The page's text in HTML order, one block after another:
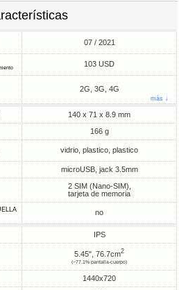
07 / 2021
103 USD
2G, 3G, 4G
más ↓
140 x 71 x 8.9 mm
166 g
vidrio, plastico, plastico
microUSB, jack 3.5mm
2 SIM (Nano-SIM),
tarjeta de memoria
no
IPS
5.45", 76.7cm2
(~77.1% pantalla-cuerpo)
1440x720